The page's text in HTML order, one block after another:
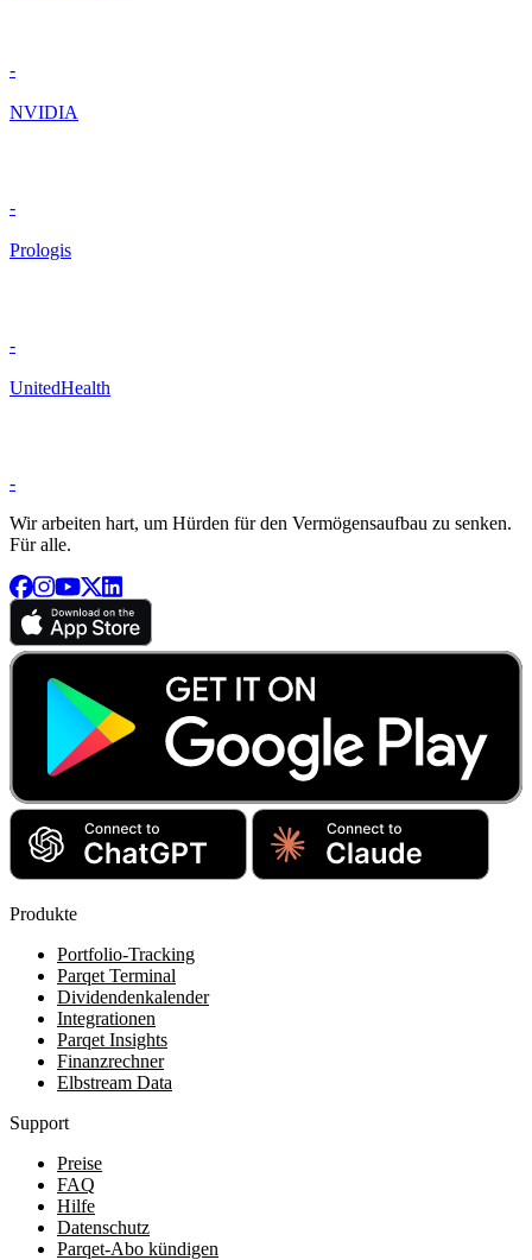
-
NVIDIA
-
Prologis
-
UnitedHealth
-
Wir arbeiten hart, um Hürden für den Vermögensaufbau zu senken.
Für alle.
Produkte
Portfolio-Tracking
Parqet Terminal
Dividendenkalender
Integrationen
Parqet Insights
Finanzrechner
Elbstream Data
Support
Preise
FAQ
Hilfe
Datenschutz
Parqet-Abo kündigen